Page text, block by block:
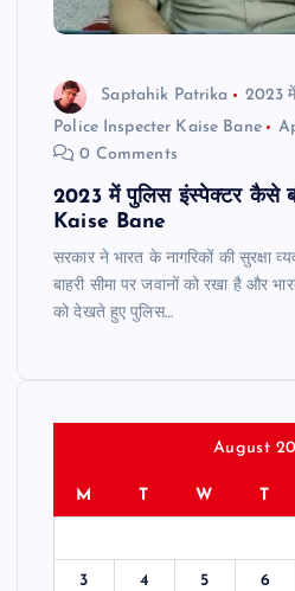
Saptahik Patrika
2023
Police Inspecter Kaise Bane
0 Comments
2023 में पुलिस इंस्पेक्टर कैसे
Kaise Bane
सरकार ने भारत के नागरिकों की सुरक्षा
बाहरी सीमा पर जवानों को रखा है और
को देखते हुए पुलिस…
August
M T W T
3 4 5 6